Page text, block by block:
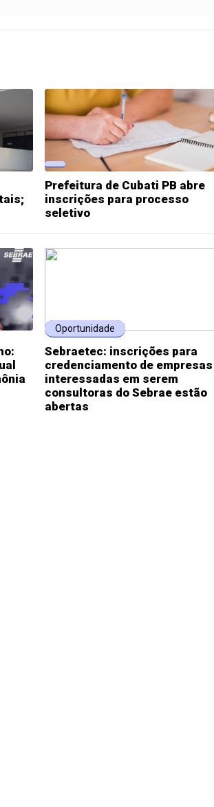
Prefeitura de Cubati PB abre
inscrições para processo
seletivo
Oportunidade
Sebraetec: inscrições para
credenciamento de empresas
interessadas em serem
consultoras do Sebrae estão
abertas